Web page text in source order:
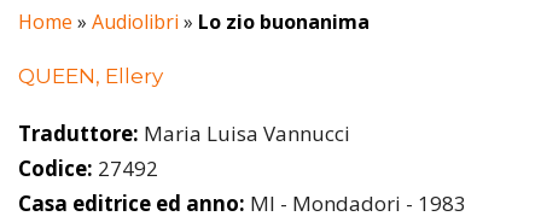
Home » Audiolibri » Lo zio buonanima
QUEEN, Ellery
Traduttore: Maria Luisa Vannucci
Codice: 27492
Casa editrice ed anno: MI - Mondadori - 1983